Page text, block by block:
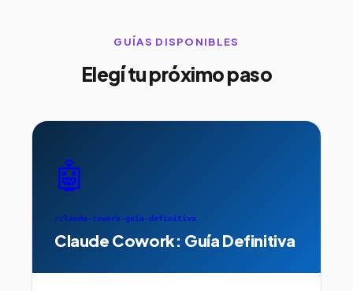
GUÍAS DISPONIBLES
Elegí tu próximo paso
🤖
/claude-cowork-guia-definitiva
Claude Cowork: Guía Definitiva